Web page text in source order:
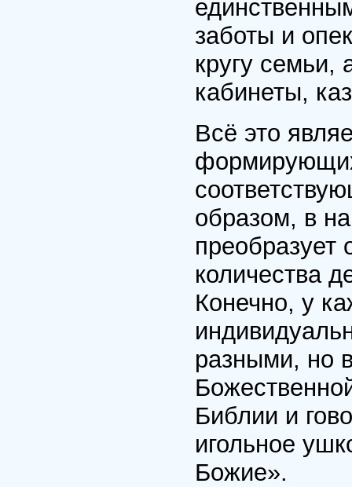
заботы и
кругу
кабинеты,
Всё это
образом, в
преобразует
количества
Конечно, у
разными, но
Библии и
игольное
Божие».